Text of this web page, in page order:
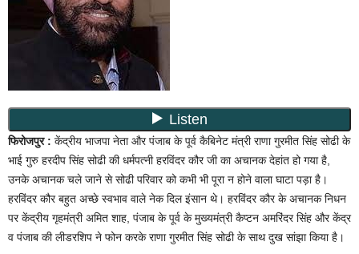
फिरोजपुर : केंद्रीय भाजपा नेता और पंजाब के पूर्व कैबिनेट मंत्री राणा गुरमीत सिंह सोढी के
भाई गुरु हरदीप सिंह सोढी की धर्मपत्नी हरविंदर कौर जी का अचानक देहांत हो गया है,
उनके अचानक चले जाने से सोढी परिवार को कभी भी पूरा न होने वाला घाटा पड़ा है।
हरविंदर कौर बहुत अच्छे स्वभाव वाले नेक दिल इंसान थे। हरविंदर कौर के अचानक निधन
पर केंद्रीय गृहमंत्री अमित शाह, पंजाब के पूर्व के मुख्यमंत्री कैप्टन अमरिंदर सिंह और केंद्र
व पंजाब की लीडरशिप ने फोन करके राणा गुरमीत सिंह सोढी के साथ दुख सांझा किया है।